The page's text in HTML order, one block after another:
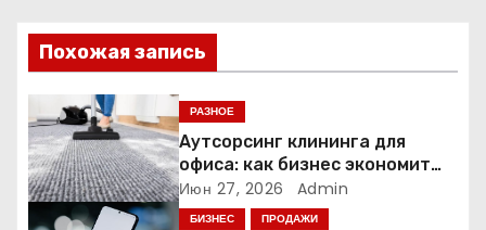
ц
и
я
п
о
Похожая запись
РАЗНОЕ
Аутсорсинг клининга для
офиса: как бизнес экономит
время и деньги на уборке
Июн 27, 2026 Admin
БИЗНЕС ПРОДАЖИ